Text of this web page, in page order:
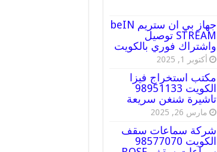
جهاز بي ان ستريم beIN
STREAM توصيل
واشتراك فوري بالكويت
أكتوبر 1, 2025
مكتب استخراج فيزا
الكويت 98951133
تاشيرة شنغن سريعة
مارس 26, 2025
شركة سماعات سقف
الكويت 98577070